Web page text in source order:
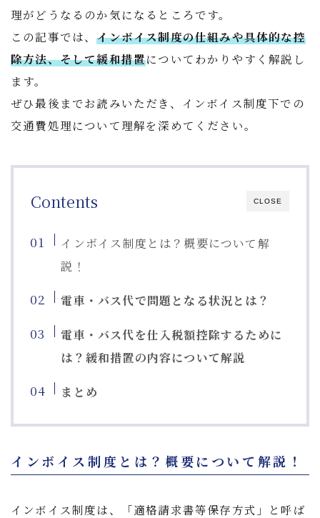
理がどうなるのか気になるところです。
この記事では、インボイス制度の仕組みや具体的な控
除方法、そして緩和措置についてわかりやすく解説し
ます。
ぜひ最後までお読みいただき、インボイス制度下での
交通費処理について理解を深めてください。
CLOSE
Contents
インボイス制度とは？概要について解
説！
電車・バス代で問題となる状況とは？
電車・バス代を仕入税額控除するために
は？緩和措置の内容について解説
まとめ
インボイス制度とは？概要について解説！
インボイス制度は、「適格請求書等保存方式」と呼ば